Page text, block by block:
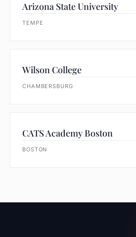
Arizona State University
TEMPE
Wilson College
CHAMBERSBURG
CATS Academy Boston
BOSTON